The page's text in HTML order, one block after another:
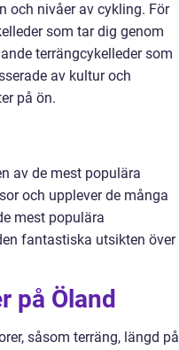
och nivåer av cykling. För
som tar dig genom
terrängcykelleder som
av kultur och
på ön.
av de mest populära
och upplever de många
mest populära
fantastiska utsikten över
på Öland
såsom terräng, längd på